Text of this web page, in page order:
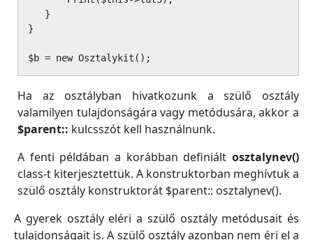
   }
}
$b = new Osztalykit();
Ha az osztályban hivatkozunk a szülő osztály
valamilyen tulajdonságára vagy metódusára, akkor a
$parent:: kulcsszót kell használnunk.
A fenti példában a korábban definiált osztalynev()
class-t kiterjesztettük. A konstruktorban meghívtuk a
szülő osztály konstruktorát $parent:: osztalynev().
A gyerek osztály eléri a szülő osztály metódusait és
tulajdonságait is. A szülő osztály azonban nem éri el a